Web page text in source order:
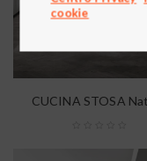
CUCINA STOSA
cookie